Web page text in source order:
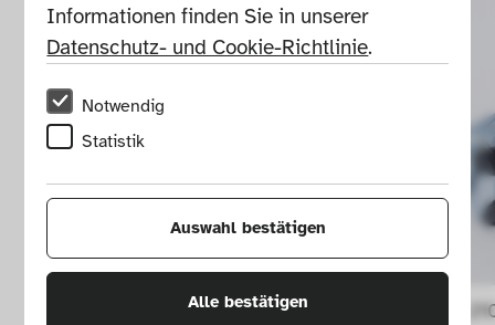
Informationen finden Sie in unserer
Datenschutz- und Cookie-Richtlinie.
Notwendig
Statistik
Auswahl bestätigen
Alle bestätigen AIBO ERS